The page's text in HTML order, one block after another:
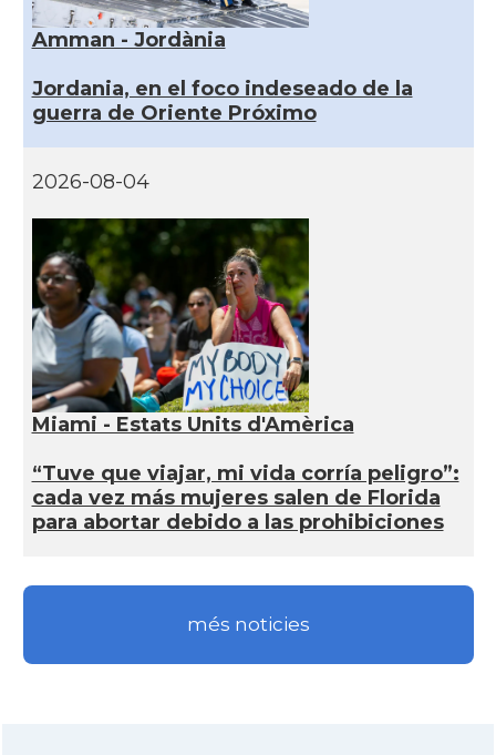
Amman - Jordània
Jordania, en el foco indeseado de la
guerra de Oriente Próximo
2026-08-04
Miami - Estats Units d'Amèrica
“Tuve que viajar, mi vida corría peligro”:
cada vez más mujeres salen de Florida
para abortar debido a las prohibiciones
més noticies